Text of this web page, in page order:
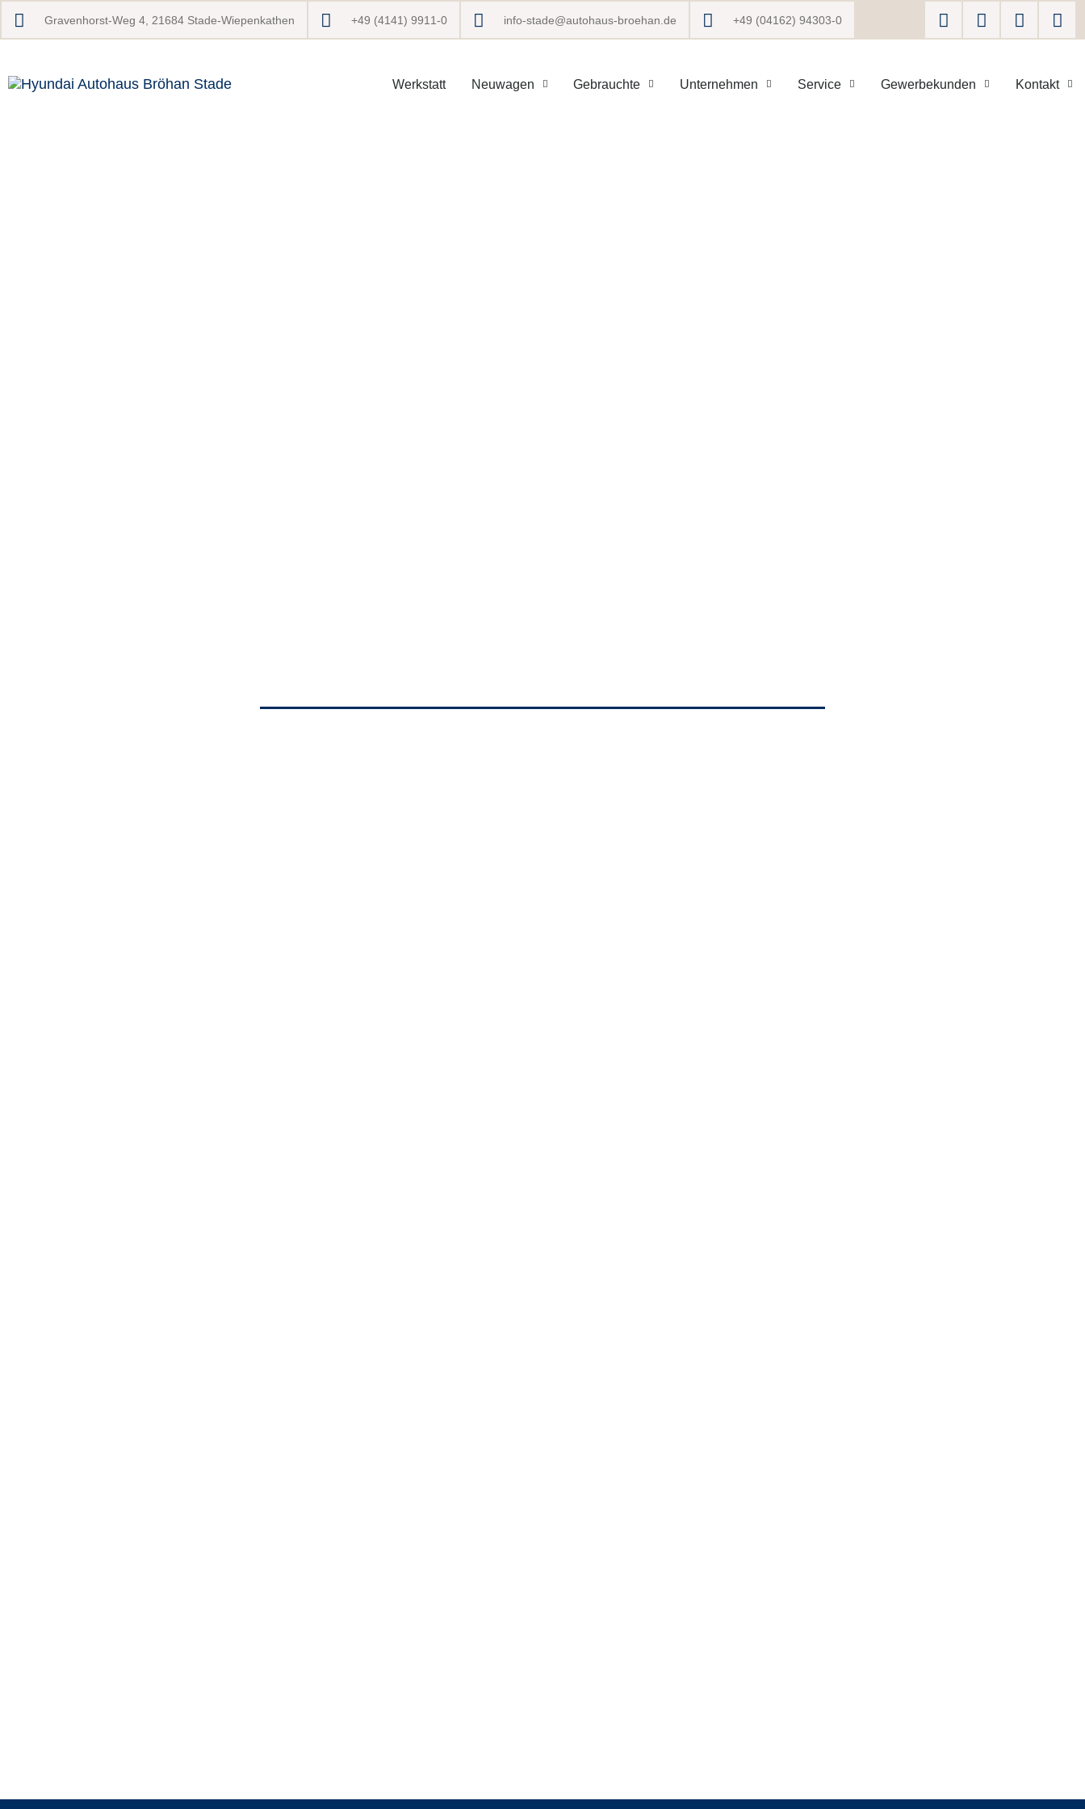
Gravenhorst-Weg 4, 21684 Stade-Wiepenkathen +49 (4141) 9911-0 info-stade@autohaus-broehan.de +49 (04162) 94303-0
Werkstatt Neuwagen Gebrauchte Unternehmen Service Gewerbekunden Kontakt